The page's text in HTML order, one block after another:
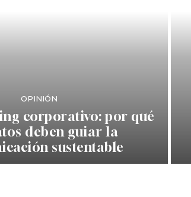
OPINIÓN
corporativo: por qué
deben guiar la
sustentable